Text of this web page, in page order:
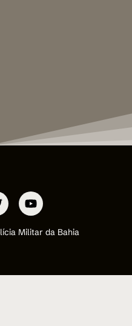
Militar da Bahia